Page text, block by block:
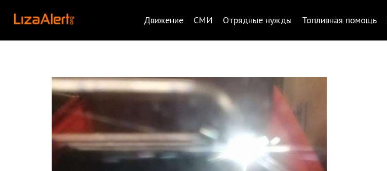
Движение СМИ Отрядные нужды Топливная помощь